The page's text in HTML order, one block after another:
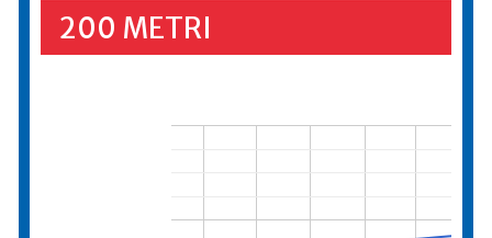
200 METRI